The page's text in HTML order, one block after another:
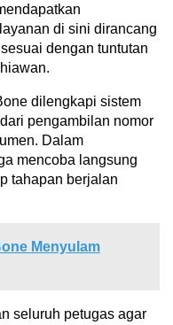
di sini dirancang
dengan tuntutan
dilengkapi sistem
pengambilan nomor
Dalam
mencoba langsung
tahapan berjalan
Menyulam
seluruh petugas agar